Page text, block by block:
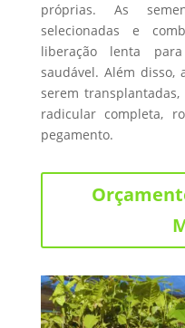
próprias. As
selecionadas e
liberação lenta
saudável. Além disso,
serem
radicular completa,
pegamento.